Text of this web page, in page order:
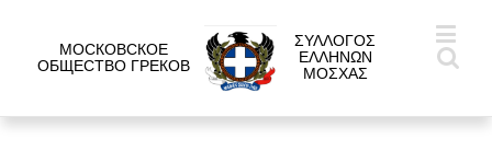
МОСКОВСКОЕ
ОБЩЕСТВО ГРЕКОВ
ΣΥΛΛΟΓΟΣ
ΕΛΛΗΝΩΝ
ΜΟΣΧΑΣ